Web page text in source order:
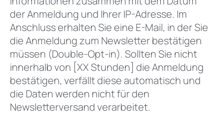
der Anmeldung und Ihrer IP-Adresse. Im
Anschluss erhalten Sie eine E-Mail, in der Sie
die Anmeldung zum Newsletter bestätigen
müssen (Double-Opt-in). Sollten Sie nicht
innerhalb von [XX Stunden] die Anmeldung
bestätigen, verfällt diese automatisch und
die Daten werden nicht für den
Newsletterversand verarbeitet.